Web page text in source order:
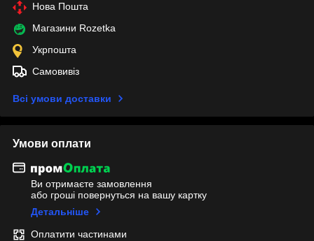
Нова Пошта
Магазини Rozetka
Укрпошта
Самовивіз
Всі умови доставки
Умови оплати
Ви отримаєте замовлення
або гроші повернуться на вашу картку
Детальніше
Оплатити частинами